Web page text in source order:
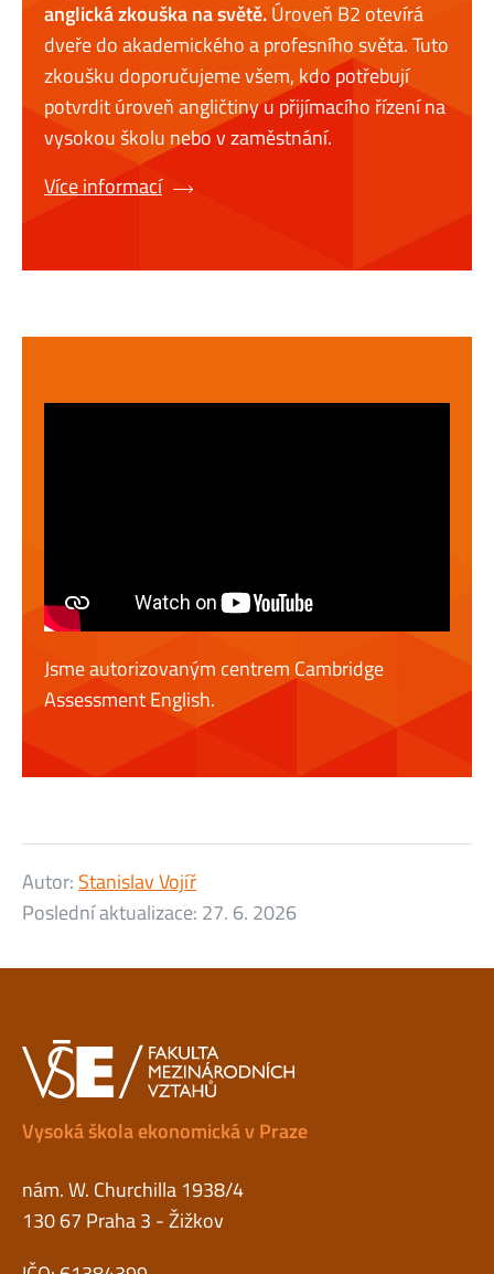
anglická zkouška na světě.Úroveň B2 otevírá
dveře do akademického a profesního světa. Tuto
zkoušku doporučujeme všem, kdo potřebují
potvrdit úroveň angličtiny u přijímacího řízení na
vysokou školu nebo v zaměstnání.
Více informací
Jsme autorizovaným centrem Cambridge
Assessment English.
Autor: Stanislav Vojíř
Poslední aktualizace: 27. 6. 2026
Vysoká škola ekonomická v Praze
nám. W. Churchilla 1938/4
130 67 Praha 3 - Žižkov